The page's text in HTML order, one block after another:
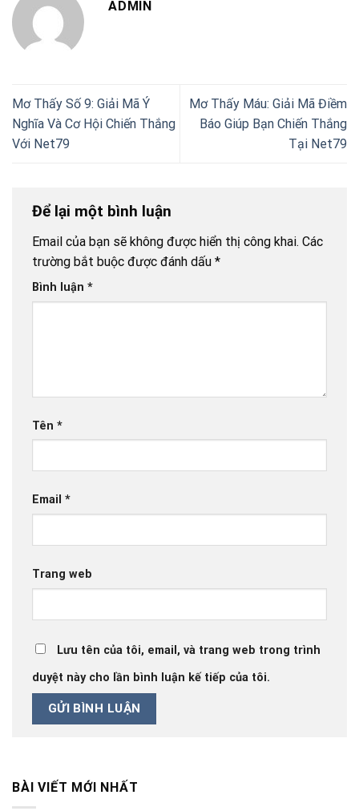
ADMIN
Mơ Thấy Số 9: Giải Mã Ý
Nghĩa Và Cơ Hội Chiến Thắng
Với Net79
Mơ Thấy Máu: Giải Mã Điềm
Báo Giúp Bạn Chiến Thắng
Tại Net79
Để lại một bình luận
Email của bạn sẽ không được hiển thị công khai. Các
trường bắt buộc được đánh dấu *
Bình luận *
Tên *
Email *
Trang web
Lưu tên của tôi, email, và trang web trong trình
duyệt này cho lần bình luận kế tiếp của tôi.
BÀI VIẾT MỚI NHẤT